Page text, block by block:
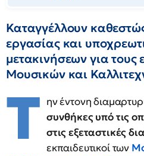
Καταγγέλλουν
εργασίας και
μετακινήσεων για τους
Μουσικών και
Τ ην έντονη
συνθήκες υπό τις
στις εξεταστικές
εκπαιδευτικοί των